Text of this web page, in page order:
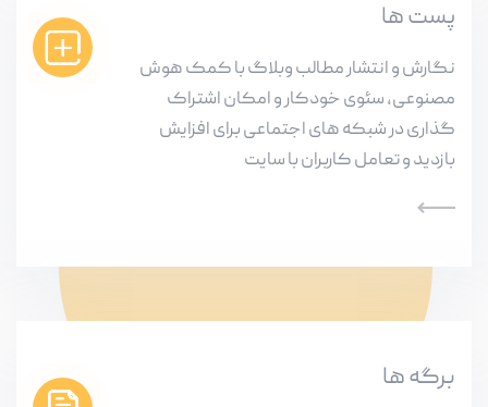
پست ها
نگارش و انتشار مطالب وبلاگ با کمک هوش
مصنوعی، سئوی خودکار و امکان اشتراک
گذاری در شبکه های اجتماعی برای افزایش
بازدید و تعامل کاربران با سایت
برگه ها